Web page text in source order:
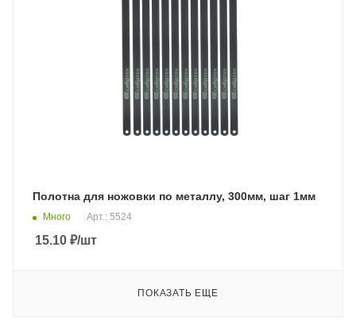
Полотна для ножовки по металлу, 300мм, шаг 1мм
Много Арт.: 5524
15.10 ₽/шт
ПОКАЗАТЬ ЕЩЕ